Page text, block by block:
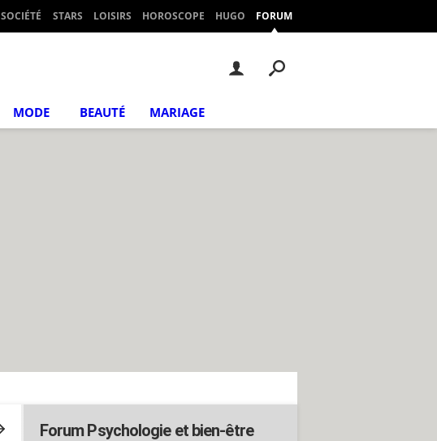
SOCIÉTÉ STARS LOISIRS HOROSCOPE HUGO FORUM
MODE BEAUTÉ MARIAGE
Forum Psychologie et bien-être